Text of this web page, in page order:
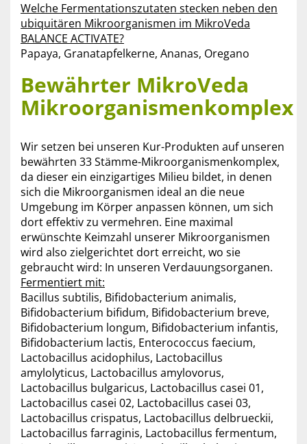
Welche Fermentationszutaten stecken neben den
ubiquitären Mikroorganismen im MikroVeda
BALANCE ACTIVATE?
Papaya, Granatapfelkerne, Ananas, Oregano
Bewährter MikroVeda
Mikroorganismenkomplex
Wir setzen bei unseren Kur-Produkten auf unseren
bewährten 33 Stämme-Mikroorganismenkomplex,
da dieser ein einzigartiges Milieu bildet, in denen
sich die Mikroorganismen ideal an die neue
Umgebung im Körper anpassen können, um sich
dort effektiv zu vermehren. Eine maximal
erwünschte Keimzahl unserer Mikroorganismen
wird also zielgerichtet dort erreicht, wo sie
gebraucht wird: In unseren Verdauungsorganen.
Fermentiert mit:
Bacillus subtilis, Bifidobacterium animalis,
Bifidobacterium bifidum, Bifidobacterium breve,
Bifidobacterium longum, Bifidobacterium infantis,
Bifidobacterium lactis, Enterococcus faecium,
Lactobacillus acidophilus, Lactobacillus
amylolyticus, Lactobacillus amylovorus,
Lactobacillus bulgaricus, Lactobacillus casei 01,
Lactobacillus casei 02, Lactobacillus casei 03,
Lactobacillus crispatus, Lactobacillus delbrueckii,
Lactobacillus farraginis, Lactobacillus fermentum,